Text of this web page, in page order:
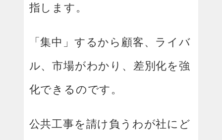
指します。
「集中」するから顧客、ライバ
ル、市場がわかり、差別化を強
化できるのです。
公共工事を請け負うわが社にど